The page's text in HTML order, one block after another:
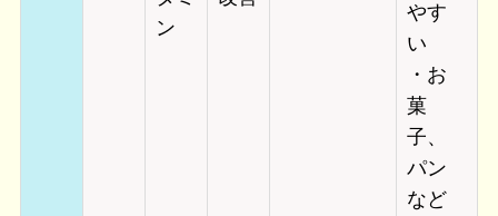
ン
やす
い
・お
菓
子、
パン
など